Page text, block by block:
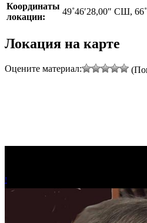
Координаты
локации:
49˚46′28,00″ СШ,
Локация на карте
Оцените материал:
!